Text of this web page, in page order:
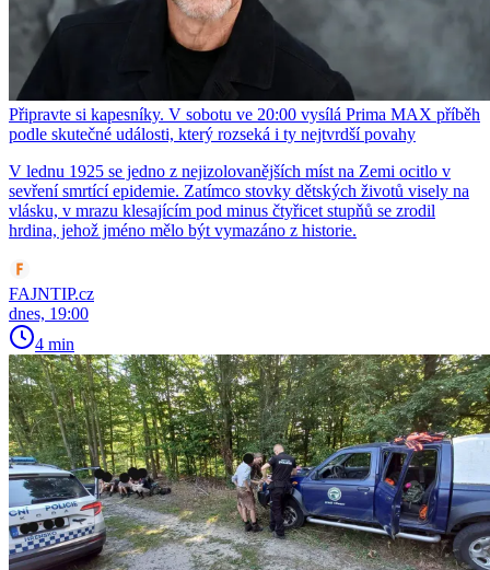
Připravte si kapesníky. V sobotu ve 20:00 vysílá Prima MAX příběh
podle skutečné události, který rozseká i ty nejtvrdší povahy
V lednu 1925 se jedno z nejizolovanějších míst na Zemi ocitlo v
sevření smrtící epidemie. Zatímco stovky dětských životů visely na
vlásku, v mrazu klesajícím pod minus čtyřicet stupňů se zrodil
hrdina, jehož jméno mělo být vymazáno z historie.
FAJNTIP.cz
dnes, 19:00
4 min